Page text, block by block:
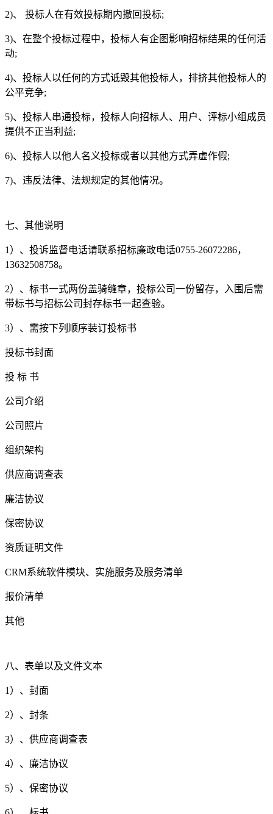
2)、 投标人在有效投标期内撤回投标;
3)、在整个投标过程中，投标人有企图影响招标结果的任何活
动;
4)、投标人以任何的方式诋毁其他投标人，排挤其他投标人的
公平竞争;
5)、投标人串通投标，投标人向招标人、用户、评标小组成员
提供不正当利益;
6)、投标人以他人名义投标或者以其他方式弄虚作假;
7)、违反法律、法规规定的其他情况。
七、其他说明
1）、投诉监督电话请联系招标廉政电话0755-26072286，
13632508758。
2）、标书一式两份盖骑缝章，投标公司一份留存，入围后需
带标书与招标公司封存标书一起查验。
3）、需按下列顺序装订投标书
投标书封面
投 标 书
公司介绍
公司照片
组织架构
供应商调查表
廉洁协议
保密协议
资质证明文件
CRM系统软件模块、实施服务及服务清单
报价清单
其他
八、表单以及文件文本
1）、封面
2）、封条
3）、供应商调查表
4）、廉洁协议
5）、保密协议